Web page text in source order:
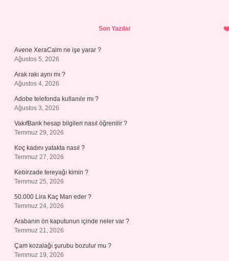
Son Yazılar
Avene XeraCalm ne işe yarar ?
Ağustos 5, 2026
Arak rakı aynı mı ?
Ağustos 4, 2026
Adobe telefonda kullanılır mı ?
Ağustos 3, 2026
VakıfBank hesap bilgileri nasıl öğrenilir ?
Temmuz 29, 2026
Koç kadını yatakta nasıl ?
Temmuz 27, 2026
Kebirzade tereyağı kimin ?
Temmuz 25, 2026
50.000 Lira Kaç Man eder ?
Temmuz 24, 2026
Arabanın ön kaputunun içinde neler var ?
Temmuz 21, 2026
Çam kozalağı şurubu bozulur mu ?
Temmuz 19, 2026